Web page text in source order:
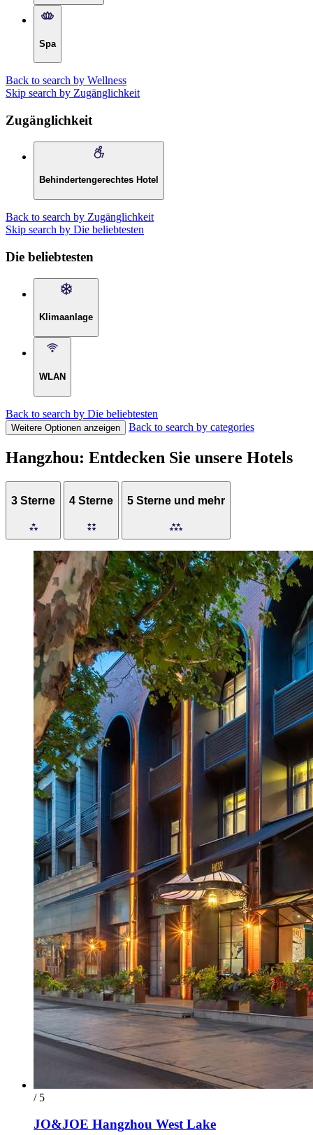
Spa
Back to search by Wellness
Skip search by Zugänglichkeit
Zugänglichkeit
Behindertengerechtes Hotel
Back to search by Zugänglichkeit
Skip search by Die beliebtesten
Die beliebtesten
Klimaanlage
WLAN
Back to search by Die beliebtesten
Weitere Optionen anzeigen Back to search by categories
Hangzhou: Entdecken Sie unsere Hotels
3 Sterne 4 Sterne 5 Sterne und mehr
/ 5
JO&JOE Hangzhou West Lake